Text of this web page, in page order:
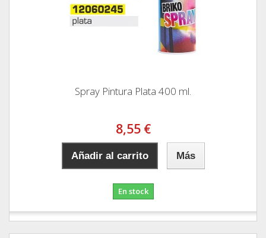
Spray Pintura Plata 400 ml.
8,55 €
Añadir al carrito Más
En stock